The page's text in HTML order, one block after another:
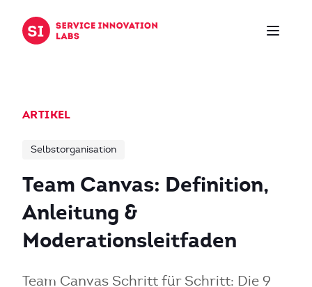
ARTIKEL
Selbstorganisation
Team Canvas: Definition,
Anleitung &
Moderationsleitfaden
Team Canvas Schritt für Schritt: Die 9